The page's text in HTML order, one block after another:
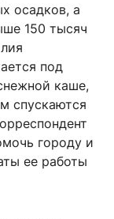
осадков, а
150 тысяч
под
каше,
спускаются
городу и
ее работы